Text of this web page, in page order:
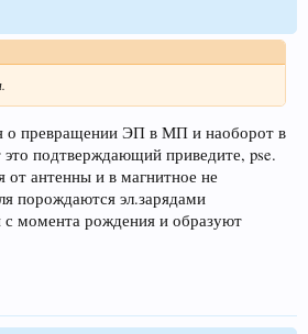
о превращении ЭП в МП и наоборот в
подтверждающий приведите, pse.
от антенны и в магнитное не
порождаются эл.зарядами
момента рождения и образуют